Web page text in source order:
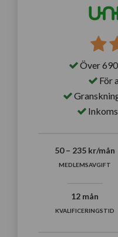
Över
För
MEDLEMSAVGIFT
50 – 235 kr/mån
KVALIFICERINGSTID
12 mån